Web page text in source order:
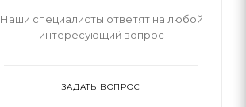
Наши специалисты ответят на любой
интересующий вопрос
ЗАДАТЬ ВОПРОС